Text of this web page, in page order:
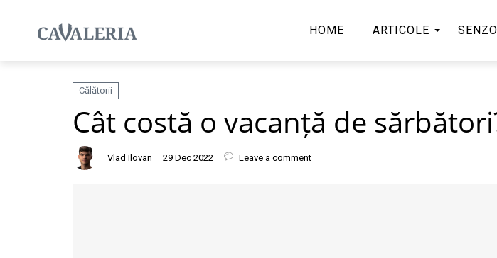
HOME ARTICOLE
Călătorii
Cât costă o vacanță de
Vlad Ilovan 29 Dec 2022 Leave a comment